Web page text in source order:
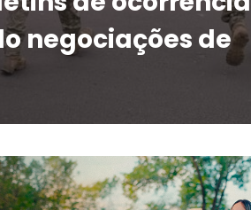
negociações de